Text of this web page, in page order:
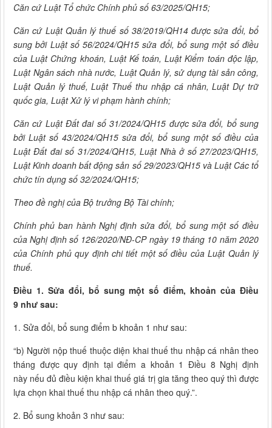
Căn cứ Luật Tổ chức Chính phủ số 63/2025/QH15;
Căn cứ Luật Quản lý thuế số 38/2019/QH14 được sửa đổi, bổ
sung bởi Luật số 56/2024/QH15 sửa đổi, bổ sung một số điều
của Luật Chứng khoán, Luật Kế toán, Luật Kiểm toán độc lập,
Luật Ngân sách nhà nước, Luật Quản lý, sử dụng tài sản công,
Luật Quản lý thuế, Luật Thuế thu nhập cá nhân, Luật Dự trữ
quốc gia, Luật Xử lý vi phạm hành chính;
Căn cứ Luật Đất đai số 31/2024/QH15 được sửa đổi, bổ sung
bởi Luật số 43/2024/QH15 sửa đổi, bổ sung một số điều của
Luật Đất đai số 31/2024/QH15, Luật Nhà ở số 27/2023/QH15,
Luật Kinh doanh bất động sản số 29/2023/QH15 và Luật Các tổ
chức tín dụng số 32/2024/QH15;
Theo đề nghị của Bộ trưởng Bộ Tài chính;
Chính phủ ban hành Nghị định sửa đổi, bổ sung một số điều
của Nghị định số 126/2020/NĐ-CP ngày 19 tháng 10 năm 2020
của Chính phủ quy định chi tiết một số điều của Luật Quản lý
thuế.
Điều 1. Sửa đổi, bổ sung một số điểm, khoản của Điều
9 như sau:
1. Sửa đổi, bổ sung điểm b khoản 1 như sau:
“b) Người nộp thuế thuộc diện khai thuế thu nhập cá nhân theo
tháng được quy định tại điểm a khoản 1 Điều 8 Nghị định
này nếu đủ điều kiện khai thuế giá trị gia tăng theo quý thì được
lựa chọn khai thuế thu nhập cá nhân theo quý.”.
2. Bổ sung khoản 3 như sau: